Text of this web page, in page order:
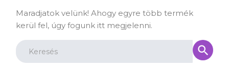
Maradjatok velünk! Ahogy egyre több termék
kerül fel, úgy fogunk itt megjelenni.
search